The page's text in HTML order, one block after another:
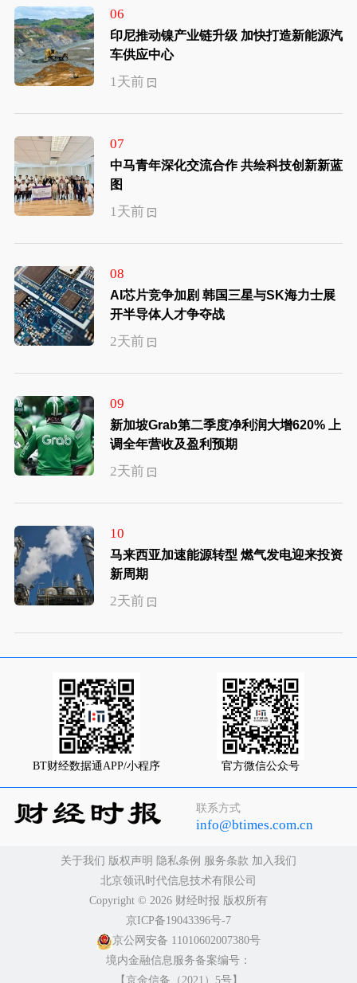
06
印尼推动镍产业链升级 加快打造新能源汽
车供应中心
1天前
07
中马青年深化交流合作 共绘科技创新新蓝
图
1天前
08
AI芯片竞争加剧 韩国三星与SK海力士展
开半导体人才争夺战
2天前
09
新加坡Grab第二季度净利润大增620% 上
调全年营收及盈利预期
2天前
10
马来西亚加速能源转型 燃气发电迎来投资
新周期
2天前
BT财经数据通APP/小程序 官方微信公众号
联系方式
info@btimes.com.cn
关于我们 版权声明 隐私条例 服务条款 加入我们
北京领讯时代信息技术有限公司
Copyright ©️ 2026 财经时报 版权所有
京ICP备19043396号-7
京公网安备 11010602007380号
境内金融信息服务备案编号：
【京金信备（2021）5号】